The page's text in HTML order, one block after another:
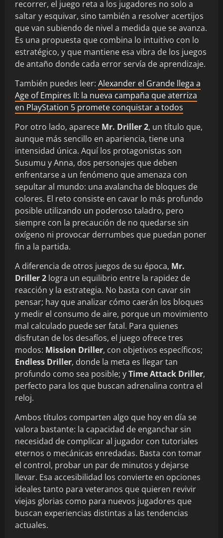
recorrer, el juego reta a los jugadores no solo a
saltar y esquivar, sino también a resolver acertijos
que van subiendo de nivel a medida que se avanza.
Es una propuesta que combina lo intuitivo con lo
estratégico, y que mantiene esa vibra de los juegos
de antaño donde cada error servía de aprendizaje.
También puedes leer: Alexander el Grande llega a
Age of Empires II: la nueva campaña que aterriza
en PlayStation 5 promete conquistar a todos
Por otro lado, aparece Mr. Driller 2, un título que,
aunque más sencillo en apariencia, tiene una
intensidad única. Aquí los protagonistas son
Susumu y Anna, dos personajes que deben
enfrentarse a un fenómeno que amenaza con
sepultar al mundo: una avalancha de bloques de
colores. El reto consiste en cavar lo más profundo
posible utilizando un poderoso taladro, pero
siempre con la precaución de no quedarse sin
oxígeno ni provocar derrumbes que puedan poner
fin a la partida.
A diferencia de otros juegos de su época, Mr.
Driller 2 logra un equilibrio entre la rapidez de
reacción y la estrategia. No basta con cavar sin
pensar; hay que analizar cómo caerán los bloques
y medir el consumo de aire, porque un movimiento
mal calculado puede ser fatal. Para quienes
disfrutan de los desafíos, el juego ofrece tres
modos: Mission Driller, con objetivos específicos;
Endless Driller, donde la meta es llegar tan
profundo como sea posible; yTime Attack Driller,
perfecto para los que buscan adrenalina contra el
reloj.
Ambos títulos comparten algo que hoy en día se
valora bastante: la capacidad de enganchar sin
necesidad de complicar al jugador con tutoriales
eternos o mecánicas enredadas. Basta con tomar
el control, probar un par de minutos y dejarse
llevar. Esa accesibilidad los convierte en opciones
ideales tanto para veteranos que quieren revivir
viejas glorias como para nuevos jugadores que
buscan experiencias distintas a las tendencias
actuales.